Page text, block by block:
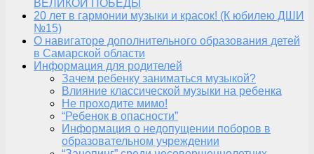
ВЕЛИКОЙ ПОБЕДЫ
20 лет в гармонии музыки и красок! (К юбилею ДШИ
№15)
О навигаторе дополнительного образования детей
в Самарской области
Информация для родителей
Зачем ребенку заниматься музыкой?
Влияние классической музыки на ребенка
Не проходите мимо!
“Ребенок в опасности”
Информация о недопущении поборов в
образовательном учреждении